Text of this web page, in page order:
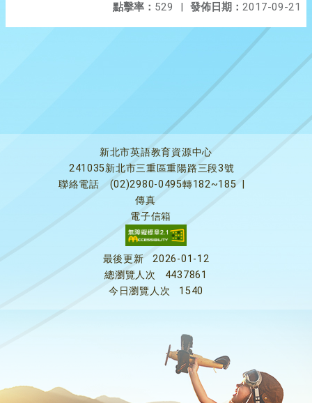
發佈日期： 2017-09-21
點擊率： 529 |
新北市英語教育資源中心
241035新北市三重區重陽路三段3號
聯絡電話
(02)2980-0495轉182~185
傳真
電子信箱
最後更新
2026-01-12
總瀏覽人次
4437861
今日瀏覽人次
1540